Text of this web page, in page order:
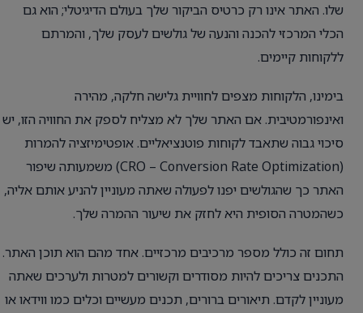
שלו. האתר אינו רק כרטיס הביקור שלך בעולם הדיגיטלי; הוא גם
הכלי המרכזי להכנה והנעה של גולשים לעסק שלך, והמרתם
ללקוחות קיימים.
בימינו, הלקוחות מצפים לחוויית גלישה חלקה, מהירה
ואינפורמטיבית. אם האתר שלך לא מצליח לספק את החוויה הזו, יש
סיכוי גבוה שתאבד לקוחות פוטנציאליים. אופטימיזציה להמרות
(CRO – Conversion Rate Optimization) משמעותה שיפור
האתר כך שהגולשים יפנו לפעולה שאתה מעוניין להניע אותם אליה,
כשהמטרה הסופית היא לחזק את שיעור ההמרה שלך.
תחום זה כולל מספר מרכיבים מרכזיים. אחד מהם הוא תוכן האתר.
התכנים צריכים להיות מסודרים וקשורים למטרות ולערכים שאתה
מעוניין לקדם. תיאורים ברורים, תכנים מעשיים וכלים כמו ווידאו או